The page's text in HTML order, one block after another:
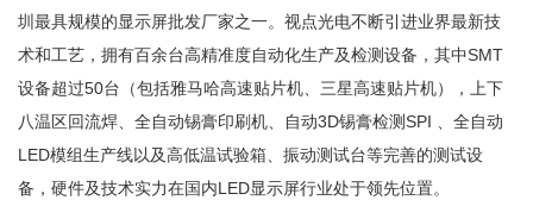
圳最具规模的显示屏批发厂家之一。视点光电不断引进业界最新技
术和工艺，拥有百余台高精准度自动化生产及检测设备，其中SMT
设备超过50台（包括雅马哈高速贴片机、三星高速贴片机），上下
八温区回流焊、全自动锡膏印刷机、自动3D锡膏检测SPI 、全自动
LED模组生产线以及高低温试验箱、振动测试台等完善的测试设
备，硬件及技术实力在国内LED显示屏行业处于领先位置。